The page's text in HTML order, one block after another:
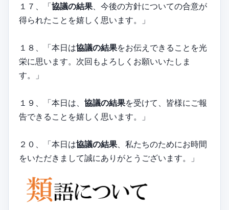
１７、「協議の結果 、今後の方針についての合意が
得られたことを嬉しく思います。」
１８、「本日は協議の結果をお伝えできることを光
栄に思います。次回もよろしくお願いいたしま
す。」
１９、「本日は、 協議の結果を受けて、皆様にご報
告できることを嬉しく思います。」
２０、「本日は協議の結果 、私たちのためにお時間
をいただきまして誠にありがとうございます。」